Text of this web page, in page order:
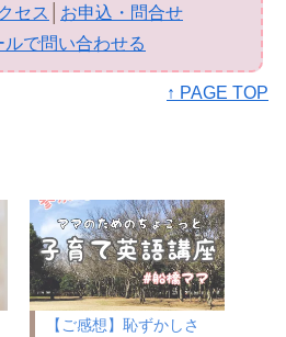
セス
お申込・問合せ
ルで問い合わせる
↑ PAGE TOP
【ご感想】恥ずかしさ